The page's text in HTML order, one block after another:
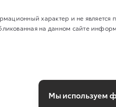
характер и не является
на данном сайте
Мы используем